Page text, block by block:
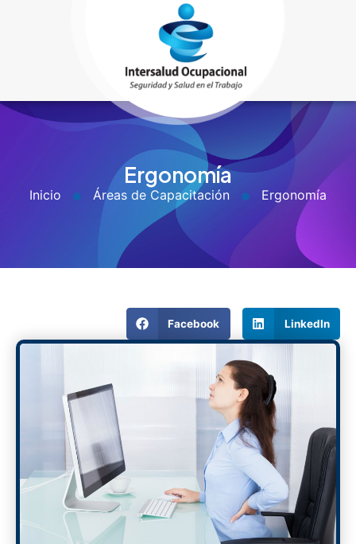
Ergonomía
Inicio Áreas de Capacitación Ergonomía
Facebook LinkedIn